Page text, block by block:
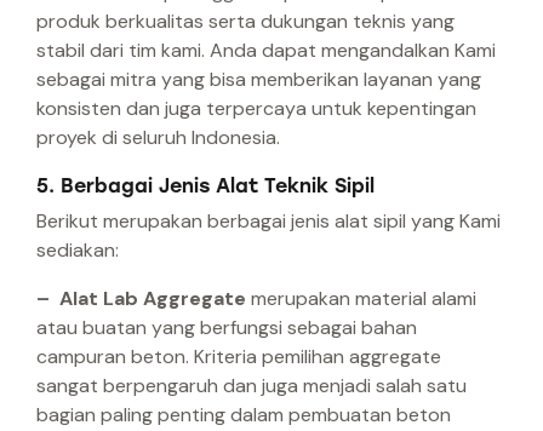
produk berkualitas serta dukungan teknis yang
stabil dari tim kami. Anda dapat mengandalkan Kami
sebagai mitra yang bisa memberikan layanan yang
konsisten dan juga terpercaya untuk kepentingan
proyek di seluruh Indonesia.
5. Berbagai Jenis Alat Teknik Sipil
Berikut merupakan berbagai jenis alat sipil yang Kami
sediakan:
– Alat Lab Aggregate merupakan material alami
atau buatan yang berfungsi sebagai bahan
campuran beton. Kriteria pemilihan aggregate
sangat berpengaruh dan juga menjadi salah satu
bagian paling penting dalam pembuatan beton